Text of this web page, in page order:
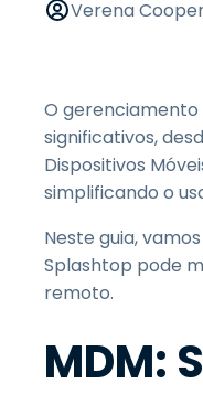
Verena
O
significativos,
Dispositivos
simplificando o
Neste guia,
Splashtop pode
remoto.
MDM: